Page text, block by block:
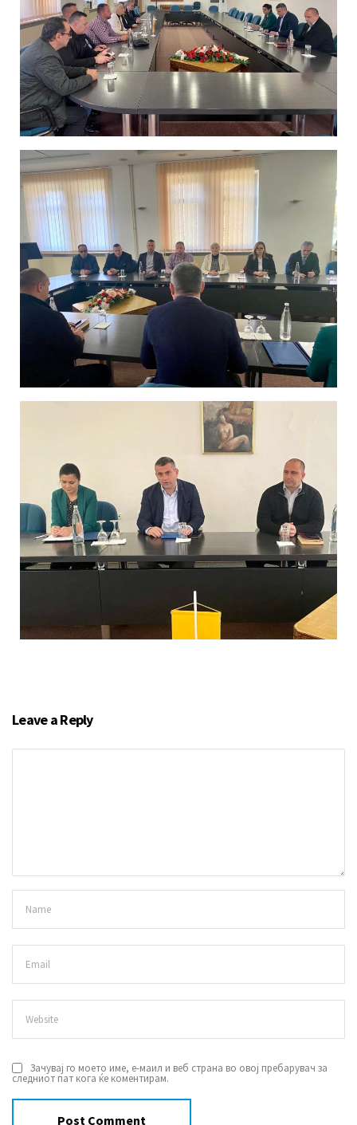
Leave a Reply
Зачувај го моето име, е-маил и веб страна во овој пребарувач за
следниот пат кога ќе коментирам.